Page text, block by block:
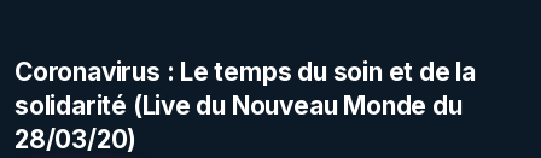
Coronavirus : Le temps du soin et de la
solidarité (Live du Nouveau Monde du
28/03/20)